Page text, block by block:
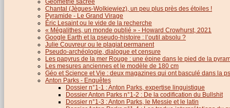
Chantal (Jègues-Wolkiewiez), un peu plus près des étoiles !
Pyramide - Le Grand Virage
Éric Lesaint ou le vide de la recherche
« Mégalithes, un monde oublié » - Howard Crowhurst, 2021
Google Earth et la pseudo-histoire : l’outil absolu ?
Julie Couvreur ou le plagiat permanent
Pseudo-archéologie, dialogue et censure
Les papyrus de la mer Rouge : une épine dans le pied de la
Les mesures anciennes et le modèle de 180 cm
Géo et Science et Vie : deux magazines qui ont basculé dans la
Anton Parks - Enquêtes
Dossier n°1-1 : Anton Parks, expertise linguistique
Dossier Anton Parks n°1-2 : De la codification du Bullshit
Dossier n°1-3 : Anton Parks, le Messie et le latin